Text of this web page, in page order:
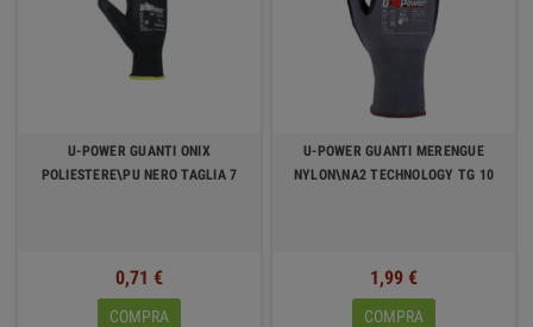
U-POWER GUANTI ONIX
POLIESTERE\PU NERO TAGLIA 7
0,71 €
COMPRA
U-POWER GUANTI MERENGUE
NYLON\NA2 TECHNOLOGY TG 10
1,99 €
COMPRA